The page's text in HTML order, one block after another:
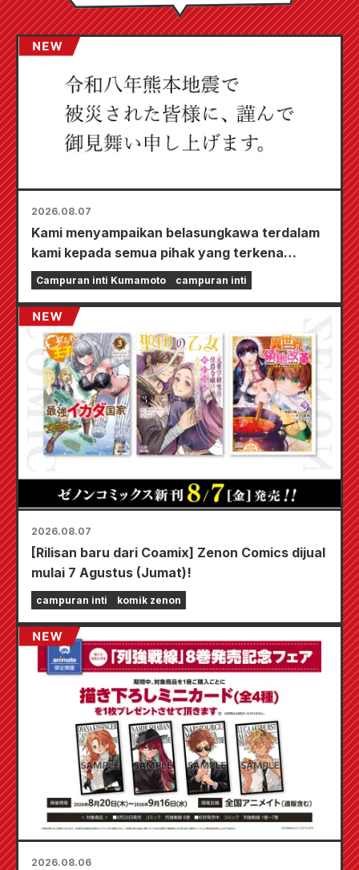
2026.08.07
Kami menyampaikan belasungkawa terdalam
kami kepada semua pihak yang terkena
dampak Gempa Bumi Kumamoto 2026.
Campuran inti Kumamoto campuran inti
2026.08.07
[Rilisan baru dari Coamix] Zenon Comics dijual
mulai 7 Agustus (Jumat)!
campuran inti komik zenon
2026.08.06